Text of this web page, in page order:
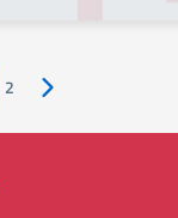
2 Pagina successiva